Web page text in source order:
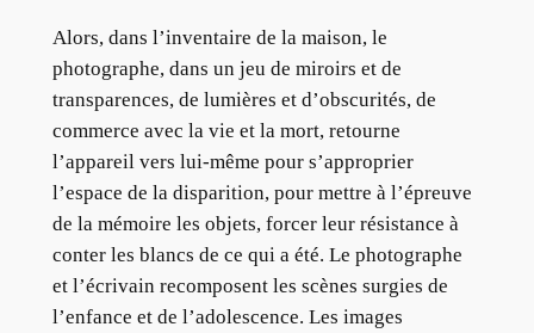
Alors, dans l’inventaire de la maison, le
photographe, dans un jeu de miroirs et de
transparences, de lumières et d’obscurités, de
commerce avec la vie et la mort, retourne
l’appareil vers lui-même pour s’approprier
l’espace de la disparition, pour mettre à l’épreuve
de la mémoire les objets, forcer leur résistance à
conter les blancs de ce qui a été. Le photographe
et l’écrivain recomposent les scènes surgies de
l’enfance et de l’adolescence. Les images